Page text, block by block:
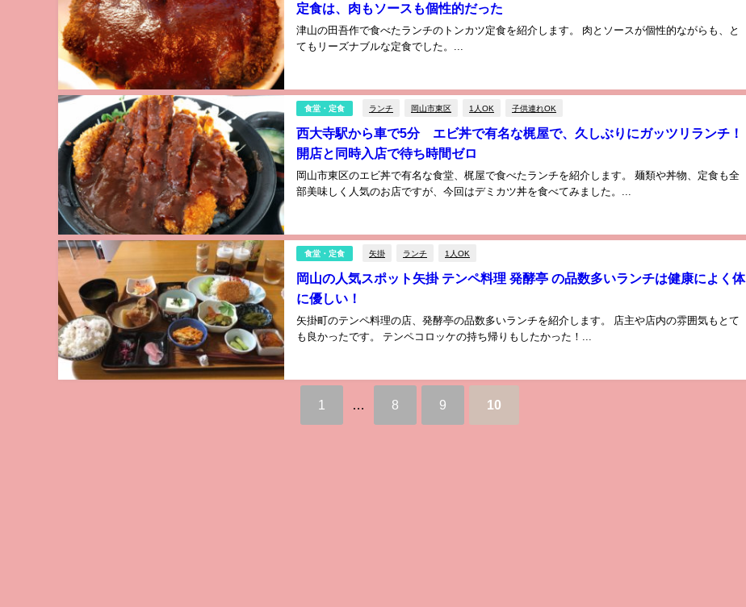
定食は、肉もソースも個性的だった
津山の田吾作で食べたランチのトンカツ定食を紹介します。 肉とソースが個性的ながらも、と
てもリーズナブルな定食でした。...
食堂・定食 ランチ 岡山市東区 1人OK 子供連れOK
西大寺駅から車で5分 エビ丼で有名な梶屋で、久しぶりにガッツリランチ！
開店と同時入店で待ち時間ゼロ
岡山市東区のエビ丼で有名な食堂、梶屋で食べたランチを紹介します。 麺類や丼物、定食も全
部美味しく人気のお店ですが、今回はデミカツ丼を食べてみました。...
食堂・定食 矢掛 ランチ 1人OK
岡山の人気スポット矢掛 テンペ料理 発酵亭 の品数多いランチは健康によく体
に優しい！
矢掛町のテンペ料理の店、発酵亭の品数多いランチを紹介します。 店主や店内の雰囲気もとて
も良かったです。 テンペコロッケの持ち帰りもしたかった！...
1 … 8 9 10